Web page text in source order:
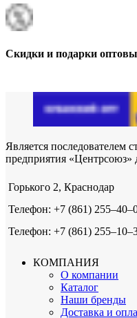
Скидки и подарки
Является последователем
предприятия «Центрсоюз»
Горького 2, Краснодар
Телефон: +7 (861)
Телефон: +7 (861)
КОМПАНИЯ
О компании
Каталог
Наши бренды
Доставка и